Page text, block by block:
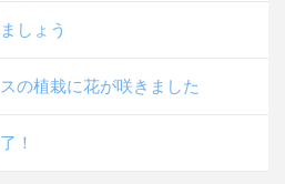
しょう
の植栽に花が咲きました
！